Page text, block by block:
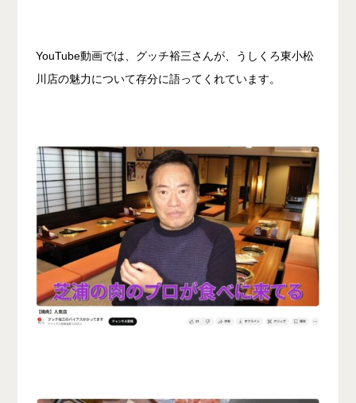
YouTube動画では、グッチ裕三さんが、うしくろ東小松
川店の魅力について存分に語ってくれています。